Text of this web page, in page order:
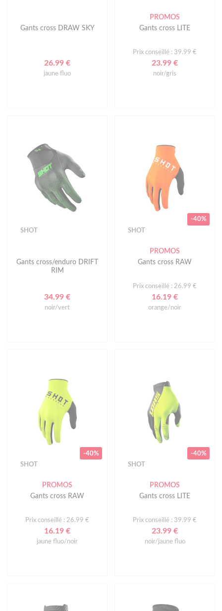
Gants cross DRAW SKY
26.99 €
jaune fluo
PROMOS
Gants cross LITE
Prix conseillé : 39.99 €
23.99 €
noir/gris
SHOT
Gants cross/enduro DRIFT
RIM
34.99 €
noir/vert
-40%
SHOT
PROMOS
Gants cross RAW
Prix conseillé : 26.99 €
16.19 €
orange/noir
-40%
SHOT
PROMOS
Gants cross RAW
Prix conseillé : 26.99 €
16.19 €
jaune fluo/noir
-40%
SHOT
PROMOS
Gants cross LITE
Prix conseillé : 39.99 €
23.99 €
noir/jaune fluo